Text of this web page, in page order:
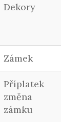
Dekory
Zámek
Příplatek
změna
zámku